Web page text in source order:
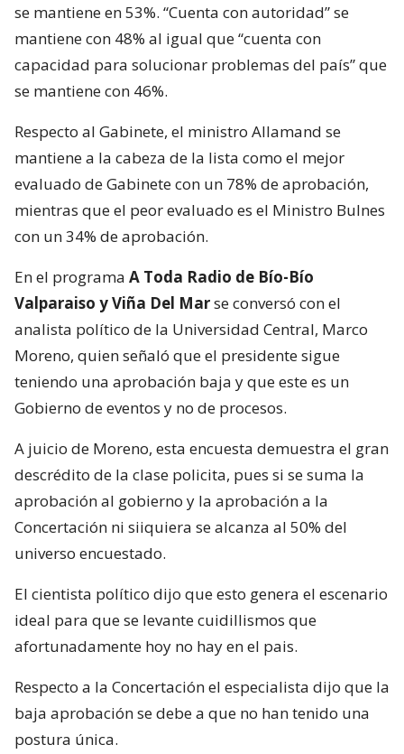
se mantiene en 53%. “Cuenta con autoridad” se
mantiene con 48% al igual que “cuenta con
capacidad para solucionar problemas del país” que
se mantiene con 46%.
Respecto al Gabinete, el ministro Allamand se
mantiene a la cabeza de la lista como el mejor
evaluado de Gabinete con un 78% de aprobación,
mientras que el peor evaluado es el Ministro Bulnes
con un 34% de aprobación.
En el programa A Toda Radio de Bío-Bío
Valparaiso y Viña Del Marse conversó con el
analista político de la Universidad Central, Marco
Moreno, quien señaló que el presidente sigue
teniendo una aprobación baja y que este es un
Gobierno de eventos y no de procesos.
A juicio de Moreno, esta encuesta demuestra el gran
descrédito de la clase policita, pues si se suma la
aprobación al gobierno y la aprobación a la
Concertación ni siiquiera se alcanza al 50% del
universo encuestado.
El cientista político dijo que esto genera el escenario
ideal para que se levante cuidillismos que
afortunadamente hoy no hay en el pais.
Respecto a la Concertación el especialista dijo que la
baja aprobación se debe a que no han tenido una
postura única.